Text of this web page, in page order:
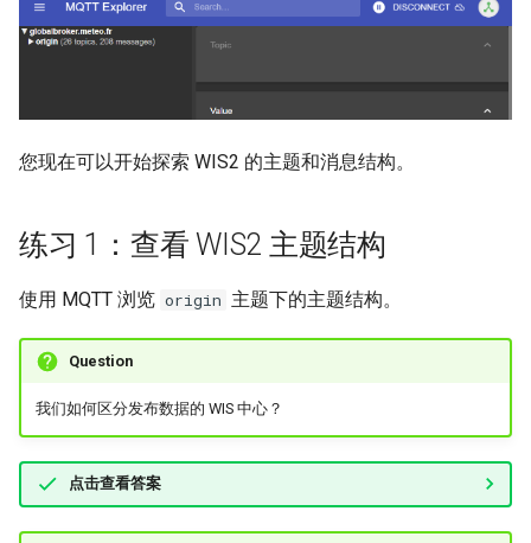
您现在可以开始探索 WIS2 的主题和消息结构。
练习 1：查看 WIS2 主题结构
使用 MQTT 浏览 origin 主题下的主题结构。
Question
我们如何区分发布数据的 WIS 中心？
点击查看答案